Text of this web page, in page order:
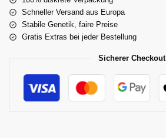
Schneller Versand aus Europa
Stabile Genetik, faire Preise
Gratis Extras bei jeder Bestellung
Sicherer Checkout